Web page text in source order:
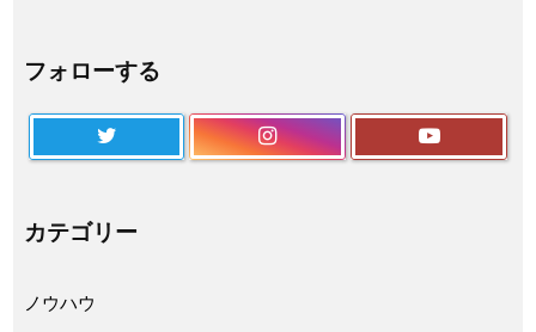
フォローする
カテゴリー
ノウハウ